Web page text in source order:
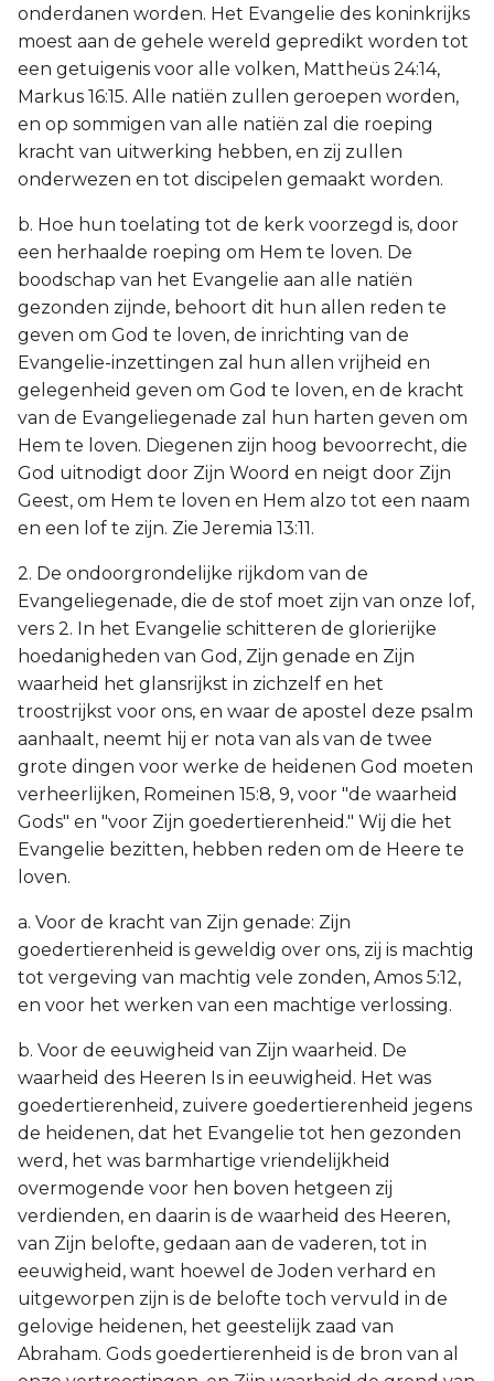
onderdanen worden. Het Evangelie des koninkrijks
moest aan de gehele wereld gepredikt worden tot
een getuigenis voor alle volken, Mattheüs 24:14,
Markus 16:15. Alle natiën zullen geroepen worden,
en op sommigen van alle natiën zal die roeping
kracht van uitwerking hebben, en zij zullen
onderwezen en tot discipelen gemaakt worden.
b. Hoe hun toelating tot de kerk voorzegd is, door
een herhaalde roeping om Hem te loven. De
boodschap van het Evangelie aan alle natiën
gezonden zijnde, behoort dit hun allen reden te
geven om God te loven, de inrichting van de
Evangelie-inzettingen zal hun allen vrijheid en
gelegenheid geven om God te loven, en de kracht
van de Evangeliegenade zal hun harten geven om
Hem te loven. Diegenen zijn hoog bevoorrecht, die
God uitnodigt door Zijn Woord en neigt door Zijn
Geest, om Hem te loven en Hem alzo tot een naam
en een lof te zijn. Zie Jeremia 13:11.
2. De ondoorgrondelijke rijkdom van de
Evangeliegenade, die de stof moet zijn van onze lof,
vers 2. In het Evangelie schitteren de glorierijke
hoedanigheden van God, Zijn genade en Zijn
waarheid het glansrijkst in zichzelf en het
troostrijkst voor ons, en waar de apostel deze psalm
aanhaalt, neemt hij er nota van als van de twee
grote dingen voor werke de heidenen God moeten
verheerlijken, Romeinen 15:8, 9, voor "de waarheid
Gods" en "voor Zijn goedertierenheid." Wij die het
Evangelie bezitten, hebben reden om de Heere te
loven.
a. Voor de kracht van Zijn genade: Zijn
goedertierenheid is geweldig over ons, zij is machtig
tot vergeving van machtig vele zonden, Amos 5:12,
en voor het werken van een machtige verlossing.
b. Voor de eeuwigheid van Zijn waarheid. De
waarheid des Heeren Is in eeuwigheid. Het was
goedertierenheid, zuivere goedertierenheid jegens
de heidenen, dat het Evangelie tot hen gezonden
werd, het was barmhartige vriendelijkheid
overmogende voor hen boven hetgeen zij
verdienden, en daarin is de waarheid des Heeren,
van Zijn belofte, gedaan aan de vaderen, tot in
eeuwigheid, want hoewel de Joden verhard en
uitgeworpen zijn is de belofte toch vervuld in de
gelovige heidenen, het geestelijk zaad van
Abraham. Gods goedertierenheid is de bron van al